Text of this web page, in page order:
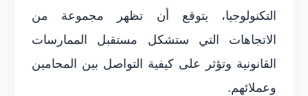
التكنولوجيا، يتوقع أن تظهر مجموعة من
الاتجاهات التي ستشكل مستقبل الممارسات
القانونية وتؤثر على كيفية التواصل بين المحامين
وعملائهم.